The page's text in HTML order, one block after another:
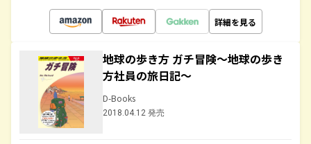
詳細を見る
地球の歩き方 ガチ冒険～地球の歩き
方社員の旅日記～
D-Books
2018.04.12 発売